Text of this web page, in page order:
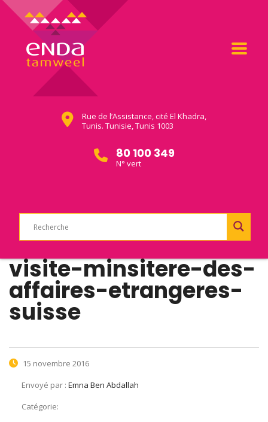
Rue de l’Assistance, cité El Khadra,
Tunis. Tunisie, Tunis 1003
80 100 349
N° vert
visite-minsitere-des-
affaires-etrangeres-
suisse
15 novembre 2016
Envoyé par : Emna Ben Abdallah
Catégorie: